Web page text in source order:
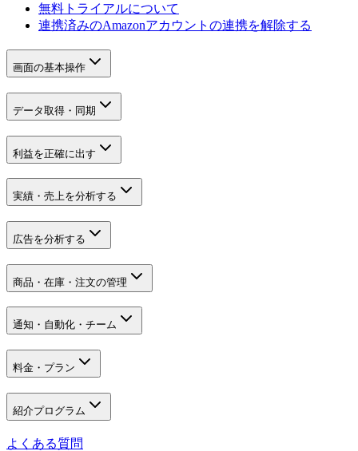
無料トライアルについて
連携済みのAmazonアカウントの連携を解除する
画面の基本操作
データ取得・同期
利益を正確に出す
実績・売上を分析する
広告を分析する
商品・在庫・注文の管理
通知・自動化・チーム
料金・プラン
紹介プログラム
よくある質問